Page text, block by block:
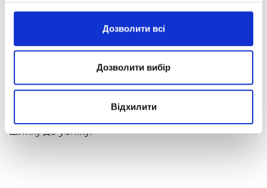
Дозволити всі
Дозволити вибір
Відхилити
й навички, а й мотивацію та віру в досяжність
мрій! ОПТИМісти навчилися лідерства,
креативності й упевненості в собі та зробили
підприємницьких амбіцій.
шляху до успіху!